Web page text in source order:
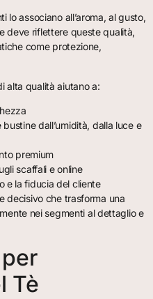
lo associano all’aroma, al gusto,
deve riflettere queste qualità,
come protezione,
alta qualità aiutano a:
dall’umidità, dalla luce e
premium
scaffali e online
e la fiducia del cliente
decisivo che trasforma una
nei segmenti al dettaglio e
Tè